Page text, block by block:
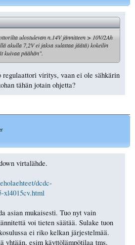
ulostulevan n.14V jännitteen > 10V/2Ah
akulla 7,2V ei jaksa sulattaa jäätä) kokeilin
kuivaa päähän".
viritys, vaan ei ole sähkärin
tähän jotain ohjetta?
virtalähde.
dcdc-
xl4015cv.html
asian mukaisesti. Tuo nyt vain
voi tieten säätää. Sulake tuon
ei riko kelkan järjestelmää.
yhtään, esim käyttölämpötilaa tms.